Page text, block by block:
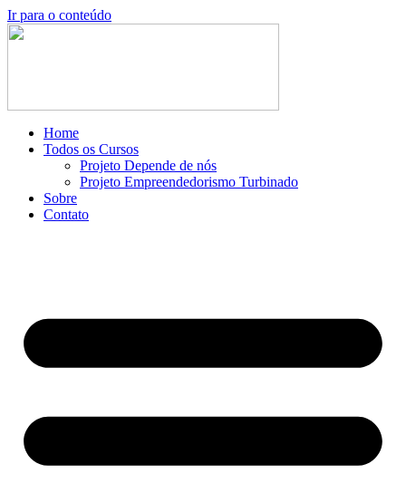
Ir para o conteúdo
Home
Todos os Cursos
Projeto Depende de nós
Projeto Empreendedorismo Turbinado
Sobre
Contato